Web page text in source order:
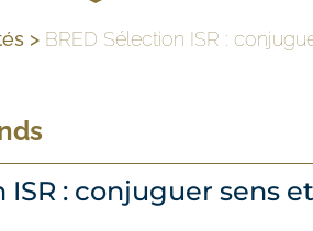
> BRED Sélection ISR :
ISR : conjuguer sens